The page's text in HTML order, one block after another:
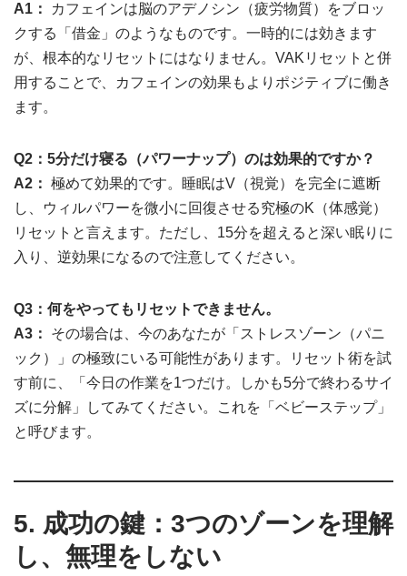
A1：
カフェインは脳のアデノシン（疲労物質）をブロッ
クする「借金」のようなものです。一時的には効きます
が、根本的なリセットにはなりません。VAKリセットと併
用することで、カフェインの効果もよりポジティブに働き
ます。
Q2：5分だけ寝る（パワーナップ）のは効果的ですか？
A2： 極めて効果的です。睡眠はV（視覚）を完全に遮断
し、ウィルパワーを微小に回復させる究極のK（体感覚）
リセットと言えます。ただし、15分を超えると深い眠りに
入り、逆効果になるので注意してください。
Q3：何をやってもリセットできません。
A3：
その場合は、今のあなたが「ストレスゾーン（パニ
ック）」の極致にいる可能性があります。リセット術を試
す前に、「今日の作業を1つだけ。しかも5分で終わるサイ
ズに分解」してみてください。これを「ベビーステップ」
と呼びます。
5. 成功の鍵：3つのゾーンを理解
し、無理をしない